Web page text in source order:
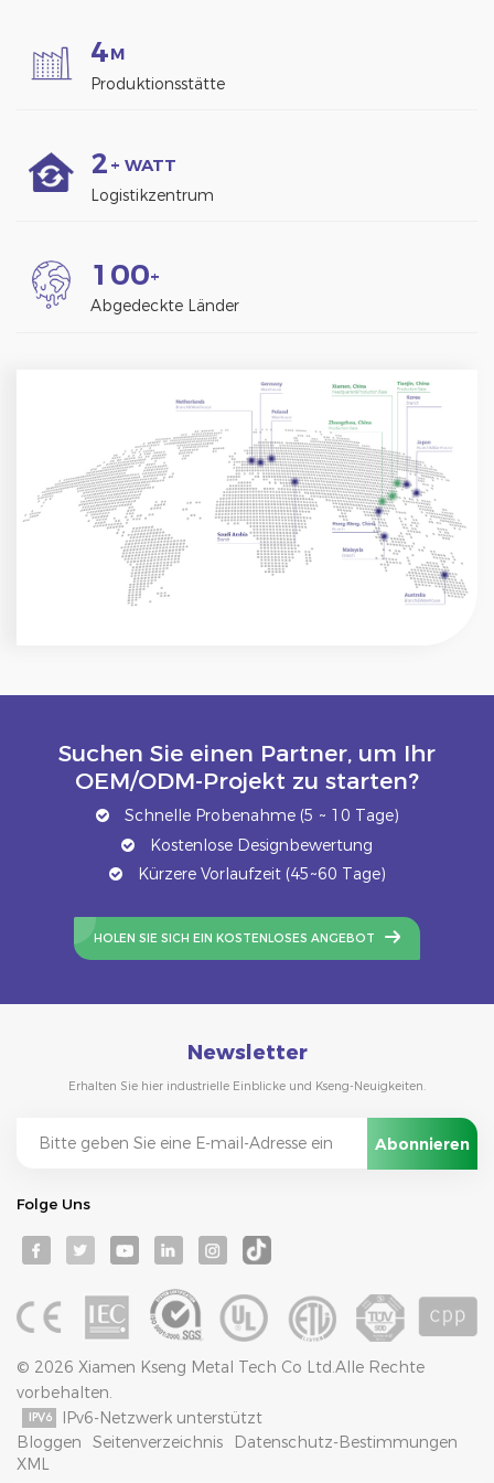
4M
Produktionsstätte
2 + WATT
Logistikzentrum
1 00+
Abgedeckte Länder
Suchen Sie einen Partner, um Ihr
OEM/ODM-Projekt zu starten?
Schnelle Probenahme (5 ~ 10 Tage)
Kostenlose Designbewertung
Kürzere Vorlaufzeit (45~60 Tage)
HOLEN SIE SICH EIN KOSTENLOSES ANGEBOT
Newsletter
Erhalten Sie hier industrielle Einblicke und Kseng-Neuigkeiten.
Folge Uns
© 2026 Xiamen Kseng Metal Tech Co Ltd.Alle Rechte
vorbehalten.
IPv6-Netzwerk unterstützt
Bloggen
Seitenverzeichnis
Datenschutz-Bestimmungen
XML